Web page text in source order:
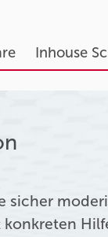
Inhouse
sicher